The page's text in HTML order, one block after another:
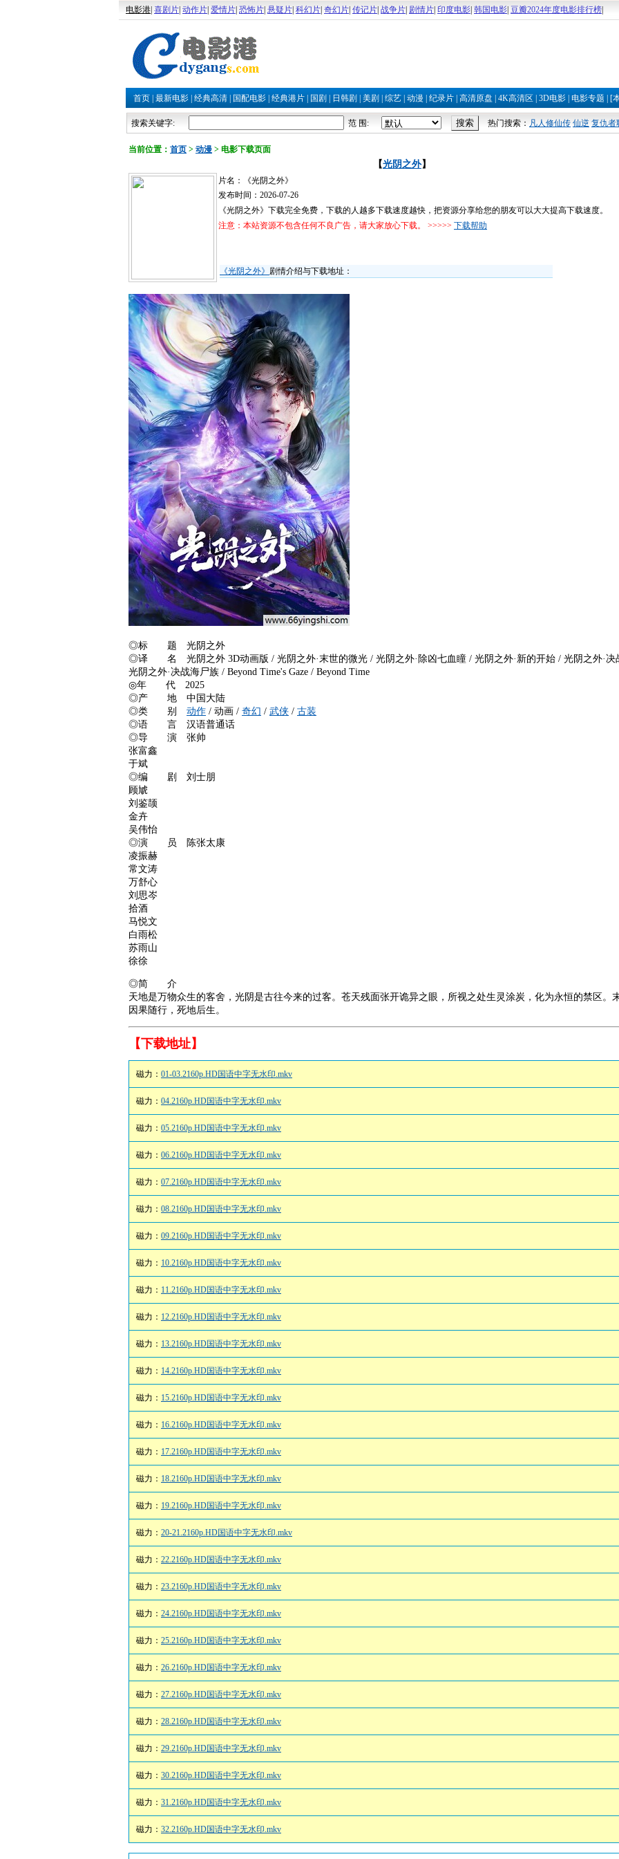
电影港 喜剧片 动作片 爱情片 恐怖片 悬疑片 科幻片 奇幻片 传记片 战争片 剧情片 印度电影 韩国电影 豆瓣2024年度电影排行榜
首页 最新电影 经典高清 国配电影 经典港片 国剧 日韩剧 美剧 综艺 动漫 纪录片 高清原盘 4K高清区 3D电影 电影专题 [
搜索关键字: 范 围: 热门搜索： 凡人修仙传 仙逆 复仇者
当前位置： 首页 > 动漫 > 电影下载页面
【光阴之外】
片名：《光阴之外》
发布时间：2026-07-26
《光阴之外》下载完全免费，下载的人越多下载速度越快，把资源分享给您的朋友可以大大提高下载速度。
注意：本站资源不包含任何不良广告，请大家放心下载。 >>>>> 下载帮助
《光阴之外》 剧情介绍与下载地址：
◎标 题 光阴之外
◎译 名 光阴之外 3D动画版 / 光阴之外·末世的微光 / 光阴之外·除凶七血瞳 / 光阴之外·新的开始 / 光阴之外·决
光阴之外·决战海尸族 / Beyond Time's Gaze / Beyond Time
◎年 代 2025
◎产 地 中国大陆
◎类 别 动作 / 动画 / 奇幻 / 武侠 / 古装
◎语 言 汉语普通话
◎导 演 张帅
张富鑫
于斌
◎编 剧 刘士朋
顾虓
刘鉴颉
金卉
吴伟怡
◎演 员 陈张太康
凌振赫
常文涛
万舒心
刘思岑
拾酒
马悦文
白雨松
苏雨山
徐徐
◎简 介
天地是万物众生的客舍，光阴是古往今来的过客。苍天残面张开诡异之眼，所视之处生灵涂炭，化为永恒的禁区。
因果随行，死地后生。
【下载地址】
磁力： 01-03.2160p.HD国语中字无水印.mkv
磁力： 04.2160p.HD国语中字无水印.mkv
磁力： 05.2160p.HD国语中字无水印.mkv
磁力： 06.2160p.HD国语中字无水印.mkv
磁力： 07.2160p.HD国语中字无水印.mkv
磁力： 08.2160p.HD国语中字无水印.mkv
磁力： 09.2160p.HD国语中字无水印.mkv
磁力： 10.2160p.HD国语中字无水印.mkv
磁力： 11.2160p.HD国语中字无水印.mkv
磁力： 12.2160p.HD国语中字无水印.mkv
磁力： 13.2160p.HD国语中字无水印.mkv
磁力： 14.2160p.HD国语中字无水印.mkv
磁力： 15.2160p.HD国语中字无水印.mkv
磁力： 16.2160p.HD国语中字无水印.mkv
磁力： 17.2160p.HD国语中字无水印.mkv
磁力： 18.2160p.HD国语中字无水印.mkv
磁力： 19.2160p.HD国语中字无水印.mkv
磁力： 20-21.2160p.HD国语中字无水印.mkv
磁力： 22.2160p.HD国语中字无水印.mkv
磁力： 23.2160p.HD国语中字无水印.mkv
磁力： 24.2160p.HD国语中字无水印.mkv
磁力： 25.2160p.HD国语中字无水印.mkv
磁力： 26.2160p.HD国语中字无水印.mkv
磁力： 27.2160p.HD国语中字无水印.mkv
磁力： 28.2160p.HD国语中字无水印.mkv
磁力： 29.2160p.HD国语中字无水印.mkv
磁力： 30.2160p.HD国语中字无水印.mkv
磁力： 31.2160p.HD国语中字无水印.mkv
磁力： 32.2160p.HD国语中字无水印.mkv